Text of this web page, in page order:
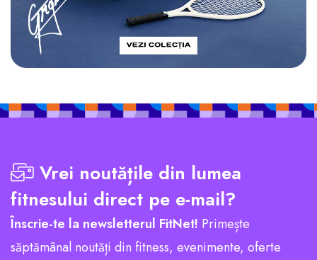
Vrei noutățile din lumea
fitnesului direct pe e-mail?
Înscrie-te la newsletterul FitNet! Primește
săptămânal noutăți din fitness, evenimente, oferte